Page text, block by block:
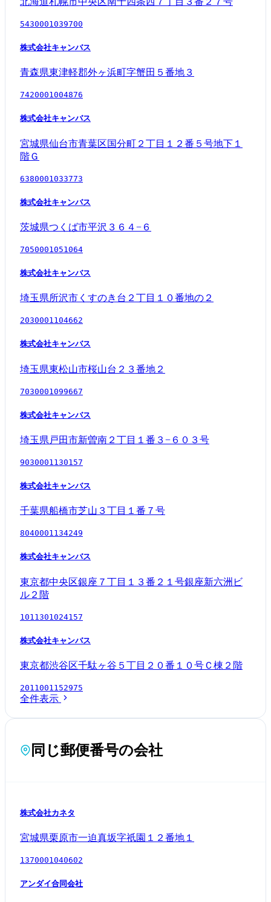
5430001039700
株式会社キャンバス
青森県東津軽郡外ヶ浜町字蟹田５番地３
7420001004876
株式会社キャンバス
宮城県仙台市青葉区国分町２丁目１２番５号地下１
階Ｇ
6380001033773
株式会社キャンバス
茨城県つくば市平沢３６４−６
7050001051064
株式会社キャンバス
埼玉県所沢市くすのき台２丁目１０番地の２
2030001104662
株式会社キャンバス
埼玉県東松山市桜山台２３番地２
7030001099667
株式会社キャンバス
埼玉県戸田市新曽南２丁目１番３−６０３号
9030001130157
株式会社キャンバス
千葉県船橋市芝山３丁目１番７号
8040001134249
株式会社キャンバス
東京都中央区銀座７丁目１３番２１号銀座新六洲ビ
ル２階
1011301024157
株式会社キャンバス
東京都渋谷区千駄ヶ谷５丁目２０番１０号Ｃ棟２階
2011001152975
全件表示
同じ郵便番号の会社
株式会社カネタ
宮城県栗原市一迫真坂字祇園１２番地１
1370001040602
アンダイ合同会社